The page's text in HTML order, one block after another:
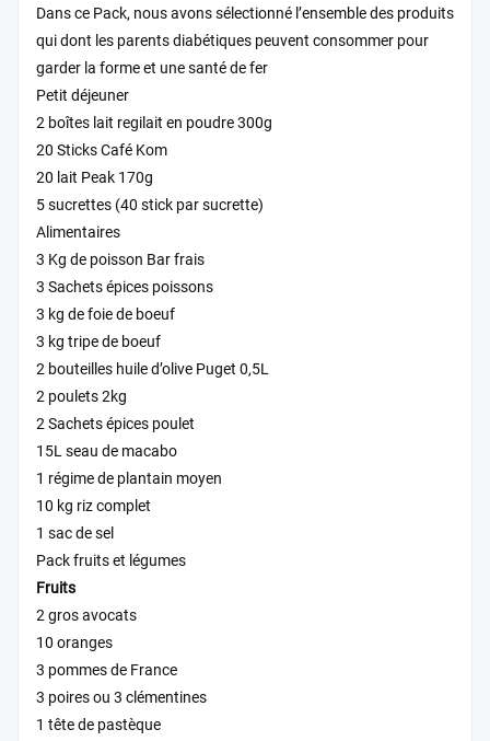
Dans ce Pack, nous avons sélectionné l’ensemble des produits
qui dont les parents diabétiques peuvent consommer pour
garder la forme et une santé de fer
Petit déjeuner
2 boîtes lait regilait en poudre 300g
20 Sticks Café Kom
20 lait Peak 170g
5 sucrettes (40 stick par sucrette)
Alimentaires
3 Kg de poisson Bar frais
3 Sachets épices poissons
3 kg de foie de boeuf
3 kg tripe de boeuf
2 bouteilles huile d’olive Puget 0,5L
2 poulets 2kg
2 Sachets épices poulet
15L seau de macabo
1 régime de plantain moyen
10 kg riz complet
1 sac de sel
Pack fruits et légumes
Fruits
2 gros avocats
10 oranges
3 pommes de France
3 poires ou 3 clémentines
1 tête de pastèque